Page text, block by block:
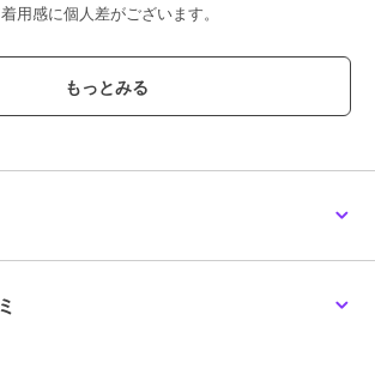
用感に個人差がございます。
アネモネ
アクセサリー・ヘアアクセサリー